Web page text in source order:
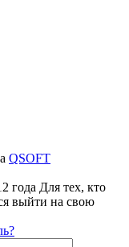
QSOFT
года Для тех, кто
выйти на свою